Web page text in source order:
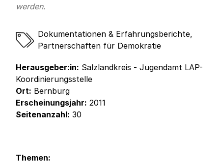
werden.
Dokumentationen & Erfahrungsberichte,
Partnerschaften für Demokratie
Herausgeber:in: Salzlandkreis - Jugendamt LAP-
Koordinierungsstelle
Ort: Bernburg
Erscheinungsjahr: 2011
Seitenanzahl: 30
Themen: